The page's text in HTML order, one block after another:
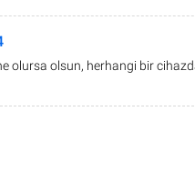
olursa olsun, herhangi bir